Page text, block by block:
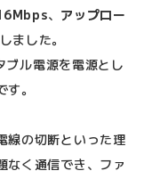
、 アップロー
ました。
ル電源を電源とし
。
線の切断といった理
なく通信でき、ファ